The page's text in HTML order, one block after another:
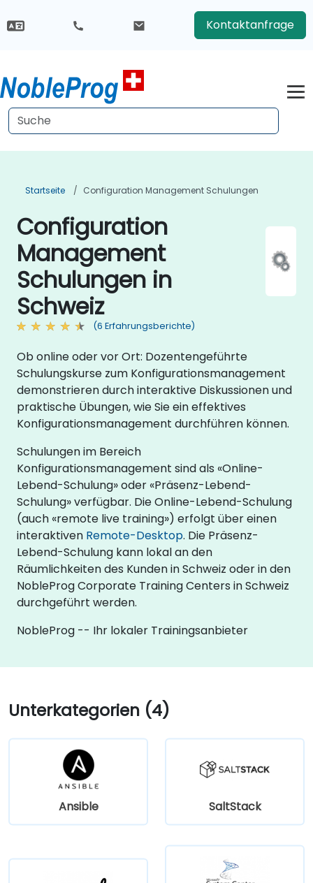
Kontaktanfrage
Startseite Configuration Management Schulungen
Configuration
Management
Schulungen in
Schweiz
(6 Erfahrungsberichte)
Ob online oder vor Ort: Dozentengeführte
Schulungskurse zum Konfigurationsmanagement
demonstrieren durch interaktive Diskussionen und
praktische Übungen, wie Sie ein effektives
Konfigurationsmanagement durchführen können.
Schulungen im Bereich
Konfigurationsmanagement sind als «Online-
Lebend-Schulung» oder «Präsenz-Lebend-
Schulung» verfügbar. Die Online-Lebend-Schulung
(auch «remote live training») erfolgt über einen
interaktiven Remote-Desktop. Die Präsenz-
Lebend-Schulung kann lokal an den
Räumlichkeiten des Kunden in Schweiz oder in den
NobleProg Corporate Training Centers in Schweiz
durchgeführt werden.
NobleProg -- Ihr lokaler Trainingsanbieter
Unterkategorien (4)
Ansible SaltStack